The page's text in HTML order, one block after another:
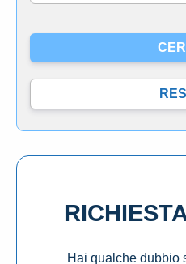
Hai qualche dubbio